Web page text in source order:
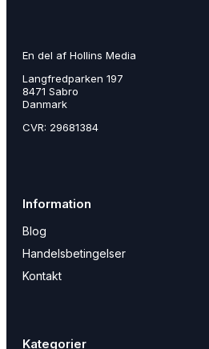
En del af Hollins Media
Langfredparken 197
8471 Sabro
Danmark
CVR: 29681384
Information
Blog
Handelsbetingelser
Kontakt
Kategorier